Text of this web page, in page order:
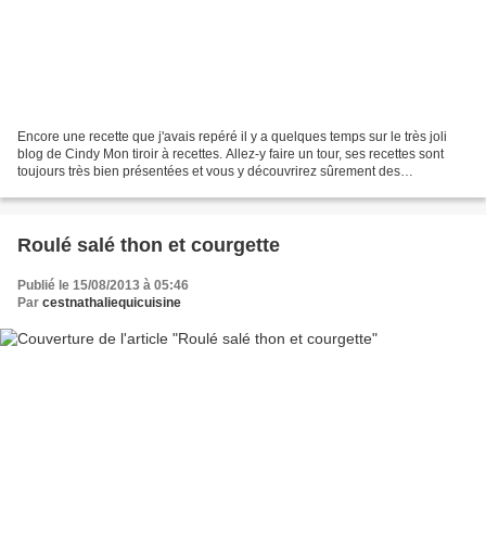
Encore une recette que j'avais repéré il y a quelques temps sur le très joli
blog de Cindy Mon tiroir à recettes. Allez-y faire un tour, ses recettes sont
toujours très bien présentées et vous y découvrirez sûrement des
Roulé salé thon et courgette
Publié le 15/08/2013 à 05:46
Par cestnathaliequicuisine